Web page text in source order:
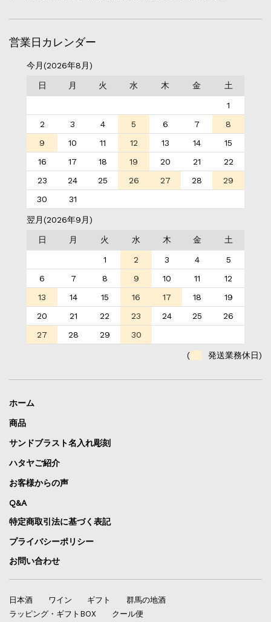
営業日カレンダー
今月(2026年8月)
日 月 火 水 木 金 土
1
2
3 4 5 6 7
8
9
10 11 12 13 14
15
16
17 18 19 20 21
22
23
24 25 26 27 28
29
30
31
翌月(2026年9月)
日 月 火 水 木 金 土
1 2 3 4
5
6
7 8 9 10 11
12
13
14 15 16 17 18
19
20
21 22 23 24 25
26
27
28 29 30
( 発送業務休日)
ホーム
商品
サンドブラスト名入れ彫刻
ハタヤご紹介
お客様からの声
Q&A
特定商取引法に基づく表記
プライバシーポリシー
お問い合わせ
日本酒 ワイン ギフト
群馬の地酒
ラッピング・ギフトBOX
クール便